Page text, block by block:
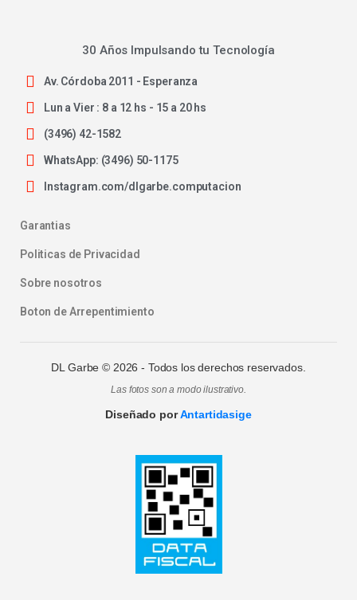
30 Años Impulsando tu Tecnología
Av. Córdoba 2011 - Esperanza
Lun a Vier : 8 a 12 hs - 15 a 20 hs
(3496) 42-1582
WhatsApp: (3496) 50-1175
Instagram.com/dlgarbe.computacion
Garantias
Politicas de Privacidad
Sobre nosotros
Boton de Arrepentimiento
DL Garbe © 2026 - Todos los derechos reservados.
Las fotos son a modo ilustrativo.
Diseñado porAntartidasige